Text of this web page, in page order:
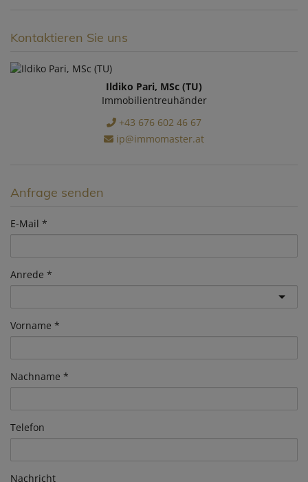
Kontaktieren Sie uns
Ildiko Pari, MSc (TU)
Immobilientreuhänder
+43 676 602 46 67
ip@immomaster.at
Anfrage senden
E-Mail
Anrede
Vorname
Nachname
Telefon
Nachricht